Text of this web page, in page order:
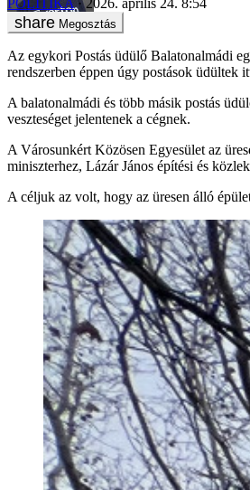
Megosztás
Az egykori Postás üdülő Balatonalmádi
rendszerben éppen úgy postások üdültek
A balatonalmádi és több másik postás
veszteséget jelentenek a cégnek.
A Városunkért Közösen Egyesület az
miniszterhez, Lázár János építési és
A céljuk az volt, hogy az üresen álló